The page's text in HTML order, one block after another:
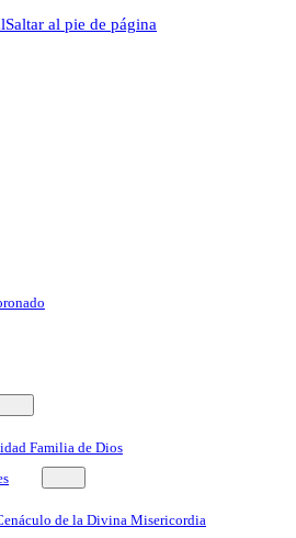
Saltar al pie de página
Familia de Dios
de la Divina Misericordia